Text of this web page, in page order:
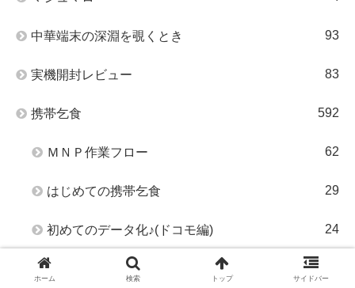
中華端末の深淵を覗くとき 93
実機開封レビュー 83
携帯乞食 592
ＭＮＰ作業フロー 62
はじめての携帯乞食 29
初めてのデータ化♪(ドコモ編) 24
携帯乞食ニュース 235
ホーム 検索 トップ サイドバー